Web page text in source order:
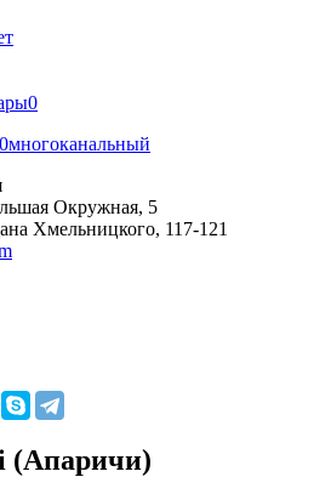
0
многоканальный
Окружная, 5
Хмельницкого, 117-121
(Апаричи)